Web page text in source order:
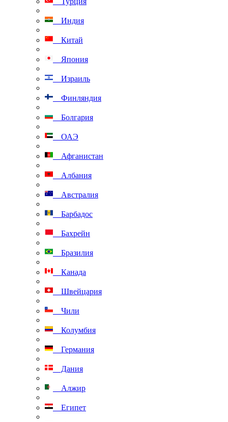
Индия
Китай
Япония
Израиль
Финляндия
Болгария
ОАЭ
Афганистан
Албания
Австралия
Барбадос
Бахрейн
Бразилия
Канада
Швейцария
Чили
Колумбия
Германия
Дания
Алжир
Египет